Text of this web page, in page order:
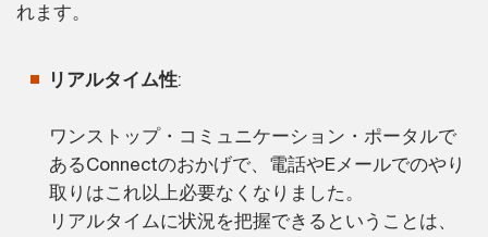
れます。
リアルタイム性:
ワンストップ・コミュニケーション・ポータルで
あるConnectのおかげで、電話やEメールでのやり
取りはこれ以上必要なくなりました。
リアルタイムに状況を把握できるということは、